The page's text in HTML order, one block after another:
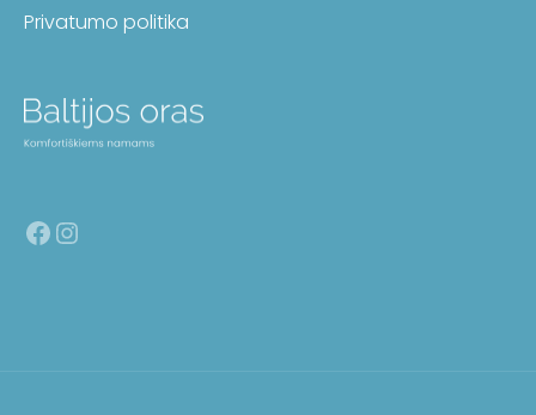
Privatumo politika
Facebook